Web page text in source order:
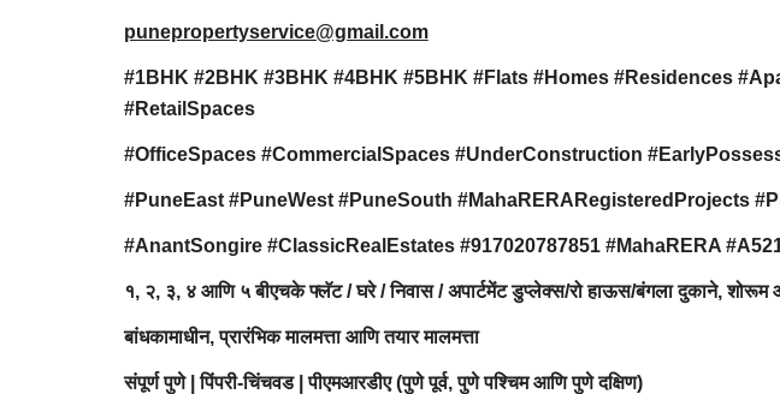
punepropertyservice@gmail.com
#1BHK #2BHK #3BHK #4BHK #5BHK #Flats #Homes #Residences
#RetailSpaces
#OfficeSpaces #CommercialSpaces #UnderConstruction
#PuneEast #PuneWest #PuneSouth #MahaRERARegisteredProjects
#AnantSongire #ClassicRealEstates #917020787851 #MahaRERA
१, २, ३, ४ आणि ५ बीएचके फ्लॅट / घरे / निवास / अपार्टमेंट डुप्लेक्स/रो हाऊस/बंगला दुकाने, शोरूम
बांधकामाधीन, प्रारंभिक मालमत्ता आणि तयार मालमत्ता
संपूर्ण पुणे | पिंपरी-चिंचवड | पीएमआरडीए (पुणे पूर्व, पुणे पश्चिम आणि पुणे दक्षिण)